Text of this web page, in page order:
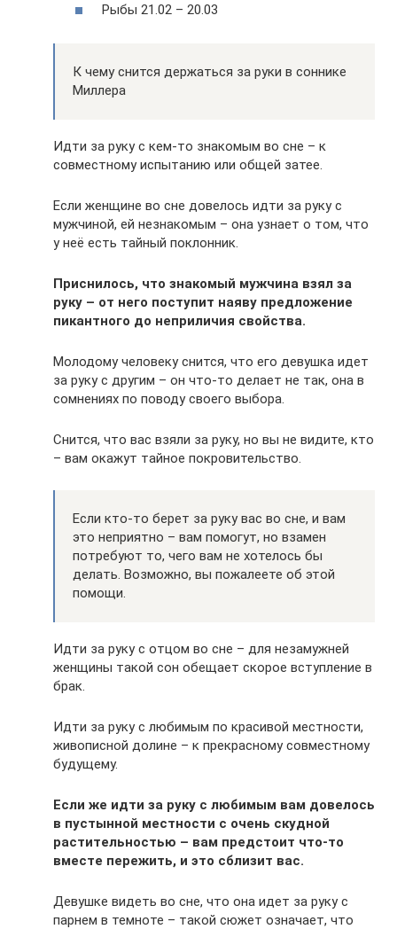
Рыбы 21.02 – 20.03
К чему снится держаться за руки в соннике
Миллера
Идти за руку с кем-то знакомым во сне – к
совместному испытанию или общей затее.
Если женщине во сне довелось идти за руку с
мужчиной, ей незнакомым – она узнает о том, что
у неё есть тайный поклонник.
Приснилось, что знакомый мужчина взял за
руку – от него поступит наяву предложение
пикантного до неприличия свойства.
Молодому человеку снится, что его девушка идет
за руку с другим – он что-то делает не так, она в
сомнениях по поводу своего выбора.
Снится, что вас взяли за руку, но вы не видите, кто
– вам окажут тайное покровительство.
Если кто-то берет за руку вас во сне, и вам
это неприятно – вам помогут, но взамен
потребуют то, чего вам не хотелось бы
делать. Возможно, вы пожалеете об этой
помощи.
Идти за руку с отцом во сне – для незамужней
женщины такой сон обещает скорое вступление в
брак.
Идти за руку с любимым по красивой местности,
живописной долине – к прекрасному совместному
будущему.
Если же идти за руку с любимым вам довелось
в пустынной местности с очень скудной
растительностью – вам предстоит что-то
вместе пережить, и это сблизит вас.
Девушке видеть во сне, что она идет за руку с
парнем в темноте – такой сюжет означает, что